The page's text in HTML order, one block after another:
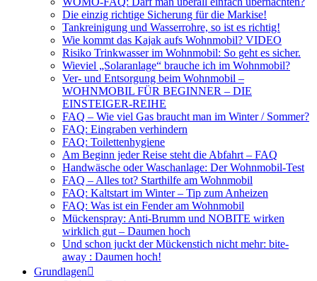
Die einzig richtige Sicherung für die Markise!
Tankreinigung und Wasserrohre, so ist es richtig!
Wie kommt das Kajak aufs Wohnmobil? VIDEO
Risiko Trinkwasser im Wohnmobil: So geht es sicher.
Wieviel „Solaranlage“ brauche ich im Wohnmobil?
Ver- und Entsorgung beim Wohnmobil –
WOHNMOBIL FÜR BEGINNER – DIE
EINSTEIGER-REIHE
FAQ – Wie viel Gas braucht man im Winter / Sommer?
FAQ: Eingraben verhindern
FAQ: Toilettenhygiene
Am Beginn jeder Reise steht die Abfahrt – FAQ
Handwäsche oder Waschanlage: Der Wohnmobil-Test
FAQ – Alles tot? Starthilfe am Wohnmobil
FAQ: Kaltstart im Winter – Tip zum Anheizen
FAQ: Was ist ein Fender am Wohnmobil
Mückenspray: Anti-Brumm und NOBITE wirken
wirklich gut – Daumen hoch
Und schon juckt der Mückenstich nicht mehr: bite-
away : Daumen hoch!
Grundlagen